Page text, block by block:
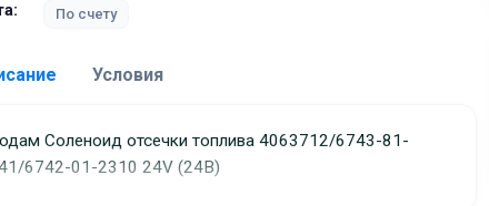
По счету
Условия
6742-01-2310 24V (24В)
Доставка:
Адрес самовывоза:г. Екатеринбург, ул Монтажников,